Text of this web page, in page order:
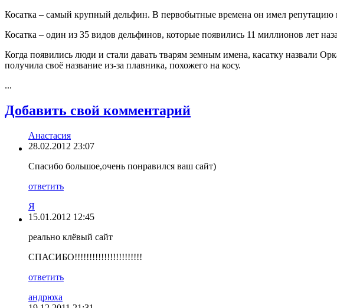
Косатка – самый крупный дельфин. В первобытные времена он имел
Косатка – один из 35 видов дельфинов, которые появились 11 миллионов лет
Когда появились люди и стали давать тварям земным имена, касатку назвали
получила своё название из-за плавника, похожего на косу.
...
Добавить свой комментарий
Анастасия
28.02.2012 23:07
Спасибо большое,очень понравился ваш сайт)
ответить
Я
15.01.2012 12:45
реально клёвый сайт
СПАСИБО!!!!!!!!!!!!!!!!!!!!!!!
ответить
андрюха